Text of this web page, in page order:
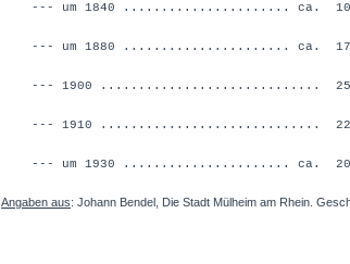
--- um 1840 ...................... ca. 100
--- um 1880 ...................... ca.
--- 1900 .............................
--- 1910 .............................
--- um 1930 ...................... ca.
Angaben aus: Johann Bendel, Die Stadt Mülheim am Rhein.